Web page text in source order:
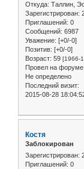
Откуда: Таллин,
Зарегистрирован:
Приглашений: 0
Сообщений: 6987
Уважение: [+0/-0]
Позитив: [+0/-0]
Возраст: 59 [1966-
Провел на форуме:
Не определено
Последний визит:
2015-08-28
Костя
Заблокирован
Зарегистрирован:
Приглашений: 0